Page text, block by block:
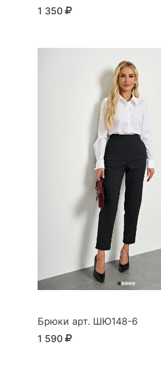
1 350
Брюки арт. ШЮ148-6
1 590